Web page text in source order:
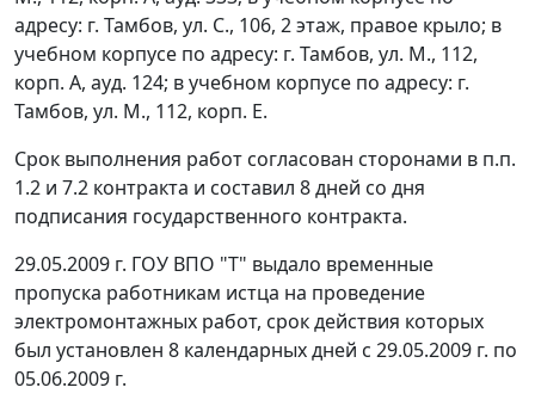
адресу: г. Тамбов, ул. С., 106, 2 этаж, правое крыло; в
учебном корпусе по адресу: г. Тамбов, ул. М., 112,
корп. А, ауд. 124; в учебном корпусе по адресу: г.
Тамбов, ул. М., 112, корп. Е.
Срок выполнения работ согласован сторонами в п.п.
1.2 и 7.2 контракта и составил 8 дней со дня
подписания государственного контракта.
29.05.2009 г. ГОУ ВПО "Т" выдало временные
пропуска работникам истца на проведение
электромонтажных работ, срок действия которых
был установлен 8 календарных дней с 29.05.2009 г. по
05.06.2009 г.